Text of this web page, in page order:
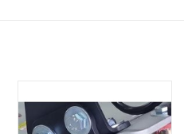
heavy duty Duralumin AW5083 H111